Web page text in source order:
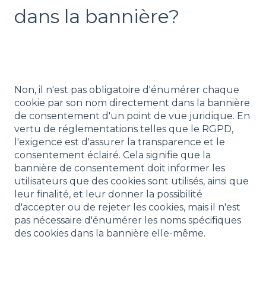
dans la bannière?
Non, il n'est pas obligatoire d'énumérer chaque
cookie par son nom directement dans la bannière
de consentement d'un point de vue juridique. En
vertu de réglementations telles que le RGPD,
l'exigence est d'assurer la transparence et le
consentement éclairé. Cela signifie que la
bannière de consentement doit informer les
utilisateurs que des cookies sont utilisés, ainsi que
leur finalité, et leur donner la possibilité
d'accepter ou de rejeter les cookies, mais il n'est
pas nécessaire d'énumérer les noms spécifiques
des cookies dans la bannière elle-même.